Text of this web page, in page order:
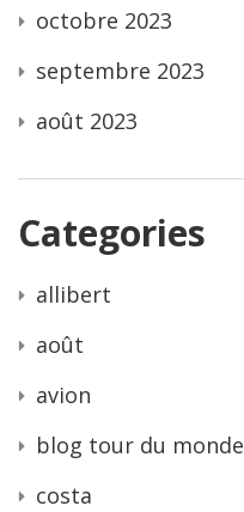
octobre 2023
septembre 2023
août 2023
Categories
allibert
août
avion
blog tour du monde
costa